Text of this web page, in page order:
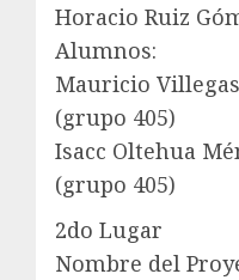
Horacio Ruiz
Alumnos:
Mauricio
(grupo 405)
Isacc Oltehua
(grupo 405)
2do Lugar
Nombre del